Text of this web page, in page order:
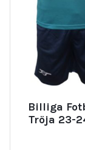
Billiga
Tröja 23-